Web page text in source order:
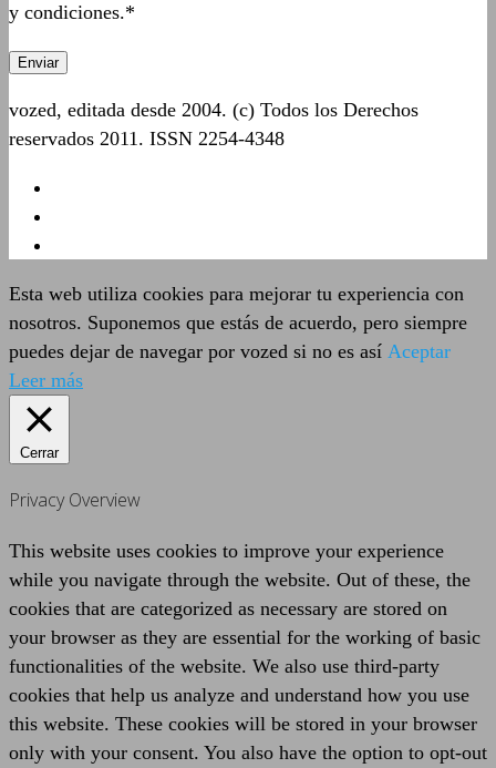
y condiciones.*
vozed, editada desde 2004. (c) Todos los Derechos
reservados 2011. ISSN 2254-4348
Esta web utiliza cookies para mejorar tu experiencia con
nosotros. Suponemos que estás de acuerdo, pero siempre
puedes dejar de navegar por vozed si no es así Aceptar
Leer más
Cerrar
Privacy Overview
This website uses cookies to improve your experience
while you navigate through the website. Out of these, the
cookies that are categorized as necessary are stored on
your browser as they are essential for the working of basic
functionalities of the website. We also use third-party
cookies that help us analyze and understand how you use
this website. These cookies will be stored in your browser
only with your consent. You also have the option to opt-out